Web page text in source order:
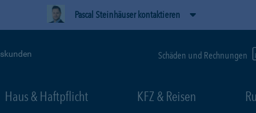
Pascal Steinhäuser kontaktieren
Schäden und Rechnungen
Haus & Haftpflicht KFZ & Reisen